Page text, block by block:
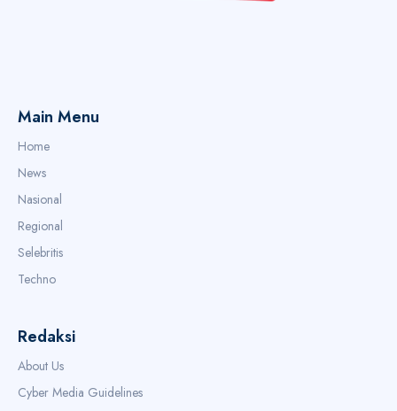
Main Menu
Home
News
Nasional
Regional
Selebritis
Techno
Redaksi
About Us
Cyber Media Guidelines